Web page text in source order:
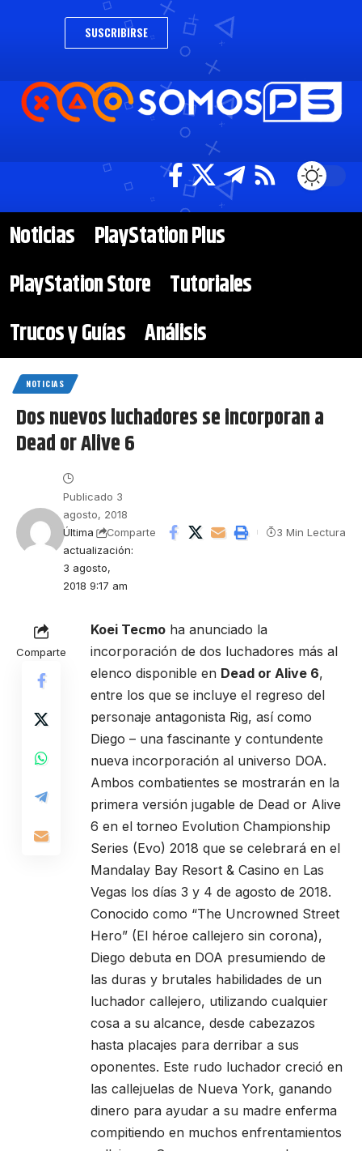
SUSCRIBIRSE
Noticias
PlayStation Plus
PlayStation Store Tutoriales
Trucos y Guías Análisis
NOTICIAS
Dos nuevos luchadores se incorporan a
Dead or Alive 6
Última
actualización:
3 agosto,
2018 9:17 am
Publicado 3
agosto, 2018
Comparte 3 Min Lectura
Comparte
Koei Tecmo ha anunciado la
incorporación de dos luchadores más al
elenco disponible en Dead or Alive 6,
entre los que se incluye el regreso del
personaje antagonista Rig, así como
Diego – una fascinante y contundente
nueva incorporación al universo DOA.
Ambos combatientes se mostrarán en la
primera versión jugable de Dead or Alive
6 en el torneo Evolution Championship
Series (Evo) 2018 que se celebrará en el
Mandalay Bay Resort & Casino en Las
Vegas los días 3 y 4 de agosto de 2018.
Conocido como “The Uncrowned Street
Hero” (El héroe callejero sin corona),
Diego debuta en DOA presumiendo de
las duras y brutales habilidades de un
luchador callejero, utilizando cualquier
cosa a su alcance, desde cabezazos
hasta placajes para derribar a sus
oponentes. Este rudo luchador creció en
las callejuelas de Nueva York, ganando
dinero para ayudar a su madre enferma
compitiendo en muchos enfrentamientos